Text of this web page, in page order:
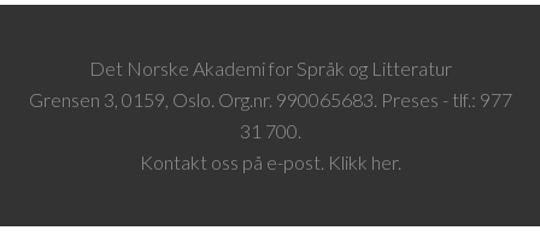
Det Norske Akademi for Språk og Litteratur
Grensen 3, 0159, Oslo. Org.nr. 990065683. Preses - tlf.: 977
31 700.
Kontakt oss på e-post. Klikk her.